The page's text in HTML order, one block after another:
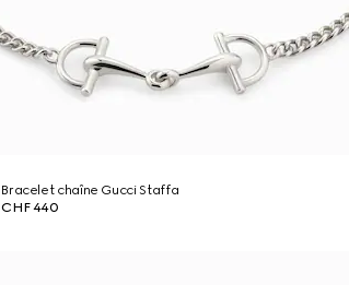
Bracelet chaîne Gucci Staffa
CHF 440